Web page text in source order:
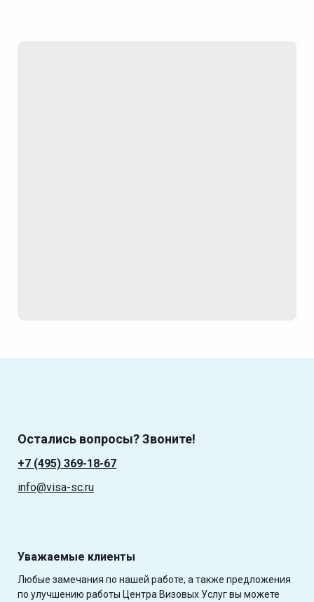
Остались вопросы? Звоните!
+7 (495) 369-18-67
info@visa-sc.ru
Уважаемые клиенты
Любые замечания по нашей работе, а также предложения
по улучшению работы Центра Визовых Услуг вы можете